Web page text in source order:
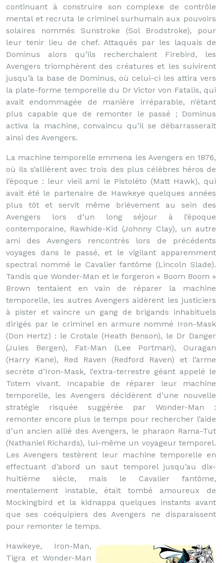
continuant à construire son complexe de contrôle
mental et recruta le criminel surhumain aux pouvoirs
solaires nommés Sunstroke (Sol Brodstroke), pour
leur tenir lieu de chef. Attaqués par les laquais de
Dominus alors qu’ils recherchaient Firebird, les
Avengers triomphèrent des créatures et les suivirent
jusqu’à la base de Dominus, où celui-ci les attira vers
la plate-forme temporelle du Dr Victor von Fatalis, qui
avait endommagée de manière irréparable, n’étant
plus capable que de remonter le passé ; Dominus
activa la machine, convaincu qu’il se débarrasserait
ainsi des Avengers.
La machine temporelle emmena les Avengers en 1876,
où ils s’allièrent avec trois des plus célèbres héros de
l’époque : leur vieil ami le Pistoléto (Matt Hawk), qui
avait été le partenaire de Hawkeye quelques années
plus tôt et servit même brièvement au sein des
Avengers lors d’un long séjour à l’époque
contemporaine, Rawhide-Kid (Johnny Clay), un autre
ami des Avengers rencontrés lors de précédents
voyages dans le passé, et le vigilant apparemment
spectral nommé le Cavalier fantôme (Lincoln Slade).
Tandis que Wonder-Man et le forgeron « Boom Boom »
Brown tentaient en vain de réparer la machine
temporelle, les autres Avengers aidèrent les justiciers
à pister et vaincre un gang de brigands inhabituels
dirigés par le criminel en armure nommé Iron-Mask
(Don Hertz) : le Crotale (Heath Benson), le Dr Danger
(Jules Bergen), Fat-Man (Lee Portman), Ouragan
(Harry Kane), Red Raven (Redford Raven) et l’arme
secrète d’Iron-Mask, l’extra-terrestre géant appelé le
Totem vivant. Incapable de réparer leur machine
temporelle, les Avengers décidèrent d’une nouvelle
stratégie risquée suggérée par Wonder-Man :
remonter encore plus le temps pour rechercher l’aide
d’un ancien allié des Avengers, le pharaon Rama-Tut
(Nathaniel Richards), lui-même un voyageur temporel.
Les Avengers testèrent leur machine temporelle en
effectuant d’abord un saut temporel jusqu’au dix-
huitième siècle, mais le Cavalier fantôme,
mentalement instable, était tombé amoureux de
Mockingbird et la kidnappa quelques instants avant
que ses coéquipiers des Avengers ne disparaissent
pour remonter le temps.
Hawkeye, Iron-Man,
Tigra et Wonder-Man